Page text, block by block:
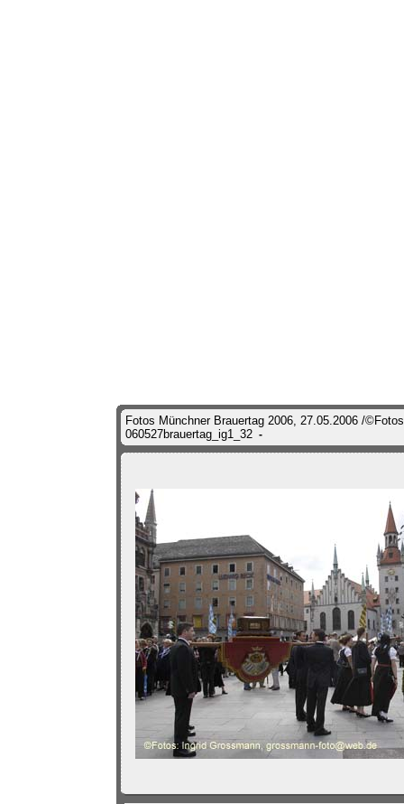
Fotos Münchner Brauertag 2006, 27.05.2006 /
060527brauertag_ig1_32 -